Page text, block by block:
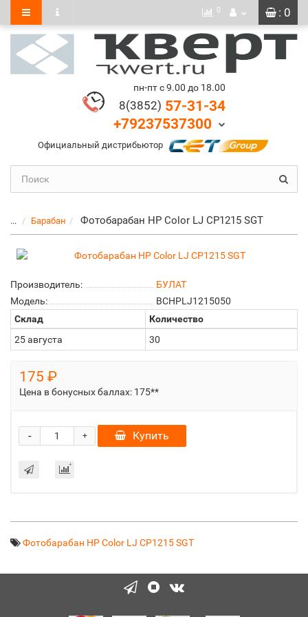
: 0
0
пн-пт с 9.00 до 18.00
8(3852) 57-31-34
+79237537300
Официальный дистрибьютор
... Барабан Фотобарабан HP Color LJ CP1215 SGT
Производитель:
БУЛАТ
Модель:
BCHPLJ1215050
Склад
Количество
25 августа
30
175 ₽
Цена в бонусных баллах: 175**
+
- Купить
Фотобарабан HP Color LJ CP1215 SGT